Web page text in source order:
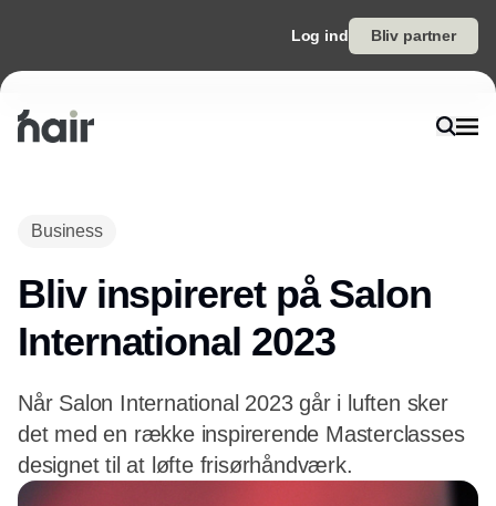
Log ind Bliv partner
Business
Bliv inspireret på Salon
International 2023
Når Salon International 2023 går i luften sker
det med en række inspirerende Masterclasses
designet til at løfte frisørhåndværk.